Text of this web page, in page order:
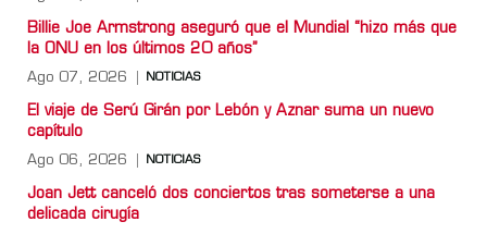
Billie Joe Armstrong aseguró que el Mundial “hizo más que
la ONU en los últimos 20 años”
Ago 07, 2026 NOTICIAS
El viaje de Serú Girán por Lebón y Aznar suma un nuevo
capítulo
Ago 06, 2026 NOTICIAS
Joan Jett canceló dos conciertos tras someterse a una
delicada cirugía